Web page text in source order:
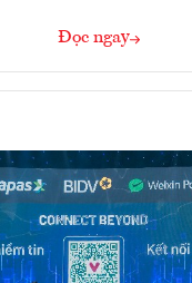
Đọc ngay